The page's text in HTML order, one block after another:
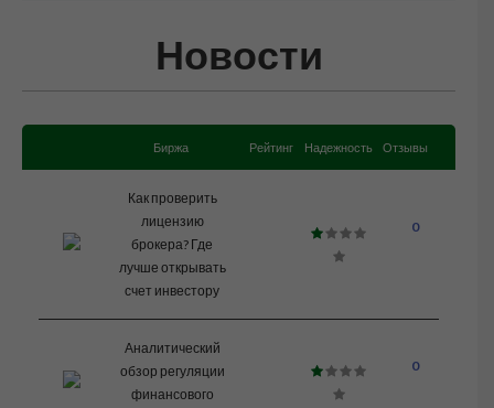
Новости
Биржа Рейтинг Надежность Отзывы
Как проверить
лицензию
брокера? Где
лучше открывать
счет инвестору
0
Аналитический
обзор регуляции
финансового
0